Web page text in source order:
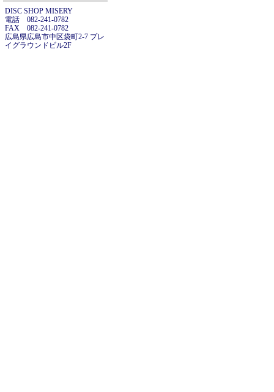
DISC SHOP MISERY
電話 082-241-0782
FAX 082-241-0782
広島県広島市中区袋町2-7 プレ
イグラウンドビル2F